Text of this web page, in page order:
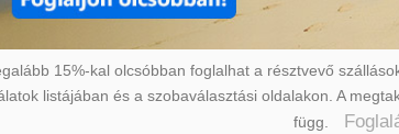
15%-kal olcsóbban foglalhat a résztvevő
listájában és a szobaválasztási oldalakon. A
függ.